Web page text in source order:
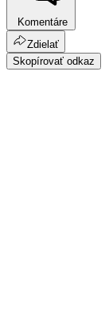
Komentáre
Zdielať
Skopírovať odkaz